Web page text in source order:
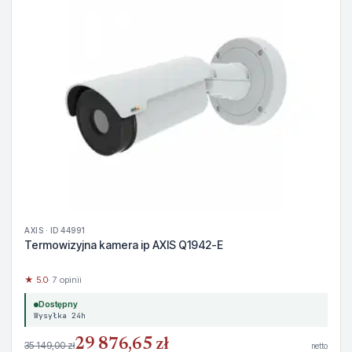
AXIS · ID 44991
Termowizyjna kamera ip AXIS Q1942-E
★ 5.0· 7 opinii
Dostępny
Wysyłka 24h
35 149,00 zł29 876,65 zł netto